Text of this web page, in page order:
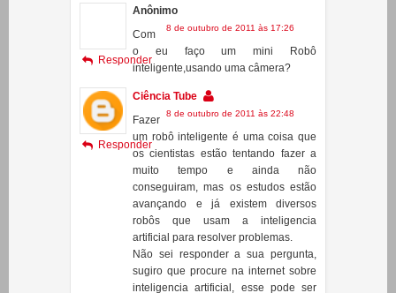
s eu fiz tudo que vc disse,Mas nada
fez ele para de girar!!
Responder
Anônimo
8 de outubro de 2011 às 17:26
Com
o eu faço um mini Robô
inteligente,usando uma câmera?
Responder
Ciência Tube
8 de outubro de 2011 às 22:48
Fazer
um robô inteligente é uma coisa que
os cientistas estão tentando fazer a
muito tempo e ainda não
conseguiram, mas os estudos estão
avançando e já existem diversos
robôs que usam a inteligencia
artificial para resolver problemas.
Responder